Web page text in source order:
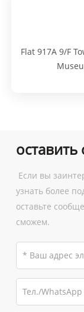
Flat 917A 9/F
Если вы
узнать более
оставьте
сможем.